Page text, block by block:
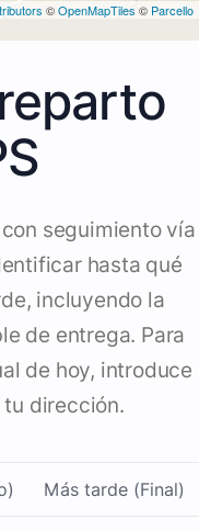
©OpenMapTiles © Parcello
seguimiento vía
hasta qué
incluyendo la
de entrega. Para
de hoy, introduce
dirección.
Más tarde (Final)